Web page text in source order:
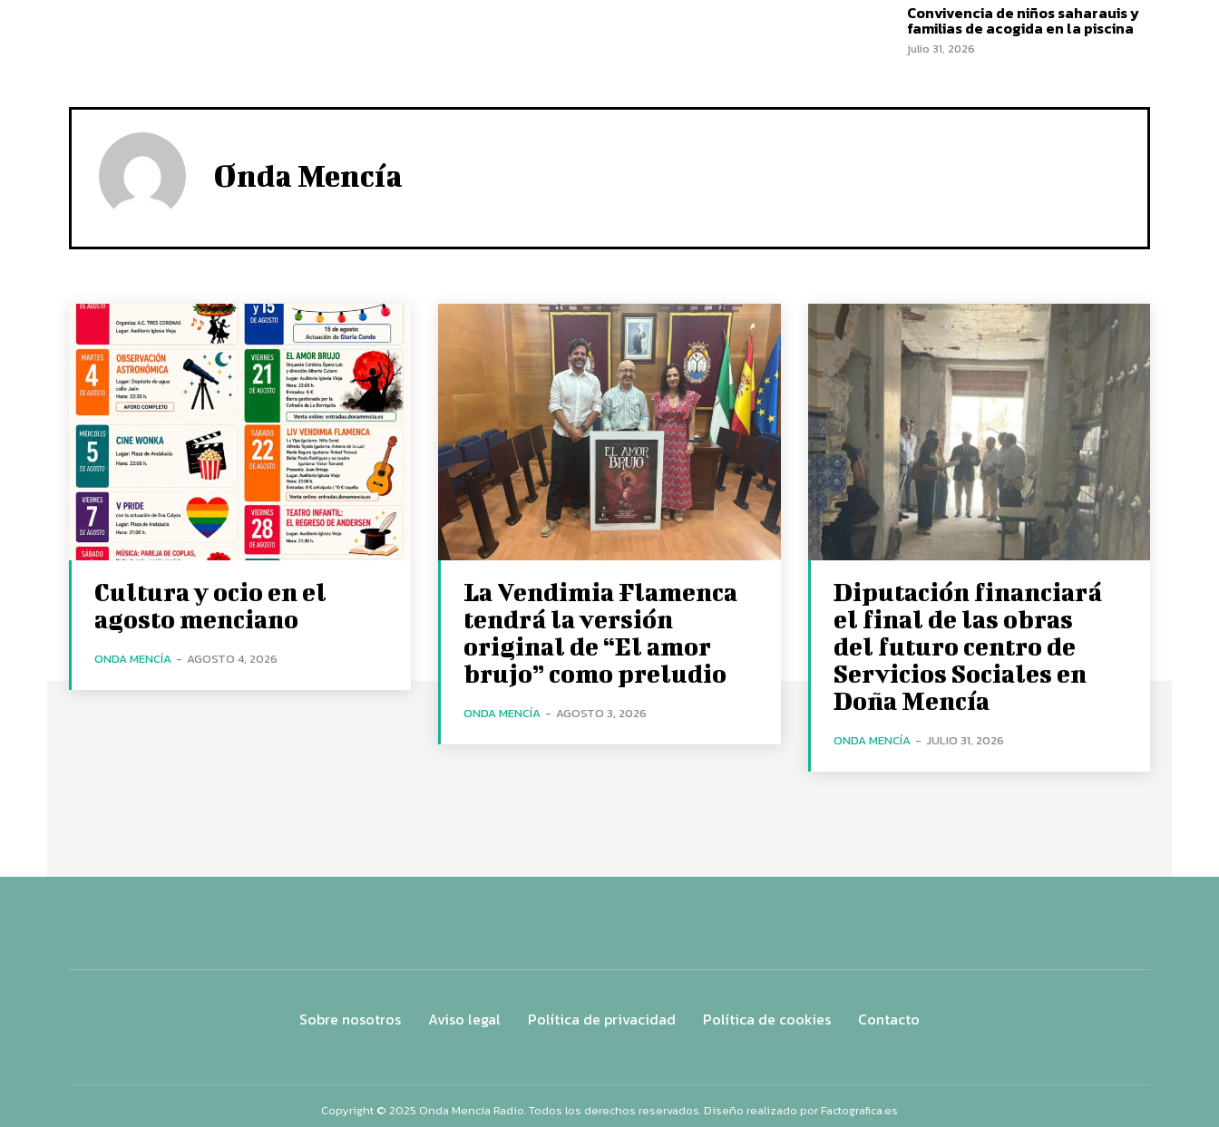
Convivencia de niños saharauis y
familias de acogida en la piscina
julio 31, 2026
Onda Mencía
Cultura y ocio en el
agosto menciano
ONDA MENCÍA - AGOSTO 4, 2026
La Vendimia Flamenca
tendrá la versión
original de “El amor
brujo” como preludio
ONDA MENCÍA - AGOSTO 3, 2026
Diputación financiará
el final de las obras
del futuro centro de
Servicios Sociales en
Doña Mencía
ONDA MENCÍA - JULIO 31, 2026
Sobre nosotros Aviso legal Política de privacidad Política de cookies Contacto
Copyright © 2025 Onda Mencía Radio. Todos los derechos reservados. Diseño realizado por Factografica.es